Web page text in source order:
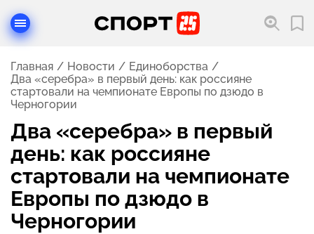
Главная Новости
Единоборства
Два «серебра» в первый день: как россияне
стартовали на чемпионате Европы по дзюдо в
Черногории
Два «серебра» в первый
день: как россияне
стартовали на чемпионате
Европы по дзюдо в
Черногории